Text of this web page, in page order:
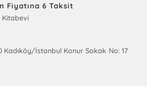
Fiyatına 6 Taksit
Kitabevi
Kadıköy/İstanbul Konur Sokak No: 17